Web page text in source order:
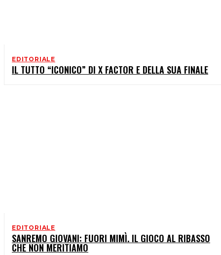
EDITORIALE
IL TUTTO “ICONICO” DI X FACTOR E DELLA SUA FINALE
EDITORIALE
SANREMO GIOVANI: FUORI MIMÌ. IL GIOCO AL RIBASSO
CHE NON MERITIAMO